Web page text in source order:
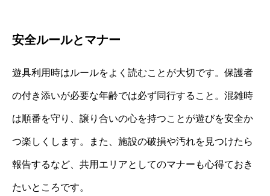
安全ルールとマナー
遊具利用時はルールをよく読むことが大切です。保護者
の付き添いが必要な年齢では必ず同行すること。混雑時
は順番を守り、譲り合いの心を持つことが遊びを安全か
つ楽しくします。また、施設の破損や汚れを見つけたら
報告するなど、共用エリアとしてのマナーも心得ておき
たいところです。